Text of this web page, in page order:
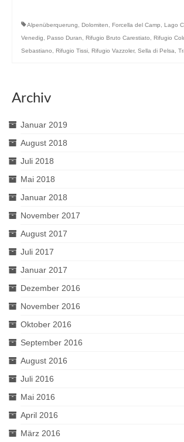
Alpenüberquerung, Dolomiten, Forcella del Camp, Lago
Venedig, Passo Duran, Rifugio Bruto Carestiato, Rifugio
Sebastiano, Rifugio Tissi, Rifugio Vazzoler, Sella di Pelsa,
Archiv
Januar 2019
August 2018
Juli 2018
Mai 2018
Januar 2018
November 2017
August 2017
Juli 2017
Januar 2017
Dezember 2016
November 2016
Oktober 2016
September 2016
August 2016
Juli 2016
Mai 2016
April 2016
März 2016